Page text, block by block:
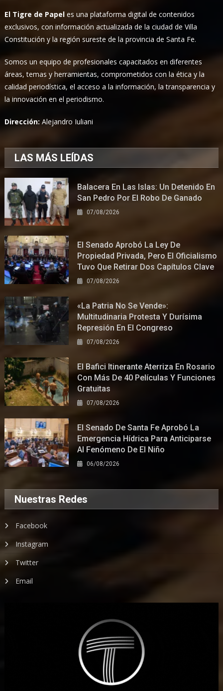
El Tigre de Papel es una plataforma digital de contenidos
exclusivos, con información actualizada de la ciudad de Villa
Constitución y la región sureste de la provincia de Santa Fe.
Somos un equipo de profesionales capacitados en diferentes
áreas, temas y herramientas, comprometidos con la ética y la
calidad periodística, el acceso a la información, la transparencia y
la innovación en el periodismo.
Dirección:Alejandro Iuliani
LAS MÁS LEÍDAS
Balacera En Las Islas: Un Detenido En
San Pedro Por El Robo De Ganado
07/08/2026
El Senado Aprobó La Ley De
Propiedad Privada, Pero El Oficialismo
Tuvo Que Retirar Dos Capítulos Clave
07/08/2026
«La Patria No Se Vende»:
Multitudinaria Protesta Y Durísima
Represión En El Congreso
07/08/2026
El Bafici Itinerante Aterriza En Rosario
Con Más De 40 Películas Y Funciones
Gratuitas
07/08/2026
El Senado De Santa Fe Aprobó La
Emergencia Hídrica Para Anticiparse
Al Fenómeno De El Niño
06/08/2026
Nuestras Redes
Facebook
Instagram
Twitter
Email